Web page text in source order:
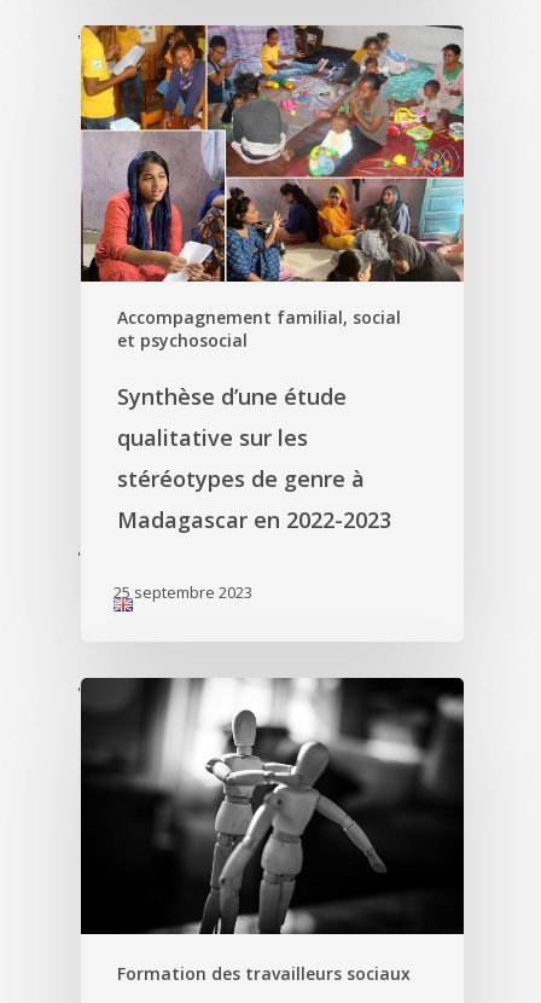
'
'
Accompagnement familial, social
et psychosocial
Synthèse d’une étude
qualitative sur les
stéréotypes de genre à
Madagascar en 2022-2023
25 septembre 2023
'
Formation des travailleurs sociaux